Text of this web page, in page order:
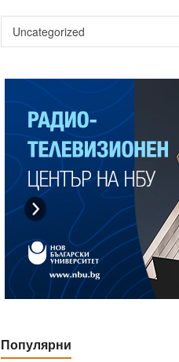
Uncategorized
Популярни